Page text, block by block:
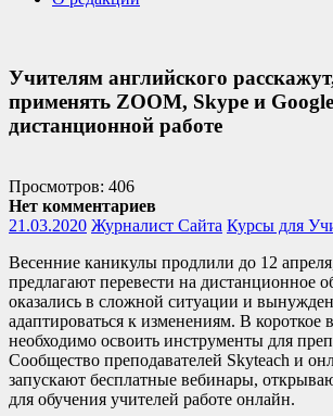
Учителям английского
применять ZOOM, Skype и
дистанционной работе
Просмотров: 406
Нет комментариев
21.03.2020 Журналист Сайта Курсы для
Весенние каникулы продлили до 12
предлагают перевести на дистанционное
оказались в сложной ситуации и
адаптироваться к изменениям. В короткое
необходимо освоить инструменты для
Сообщество преподавателей Skyteach и
запускают бесплатные вебинары,
для обучения учителей работе онлайн.